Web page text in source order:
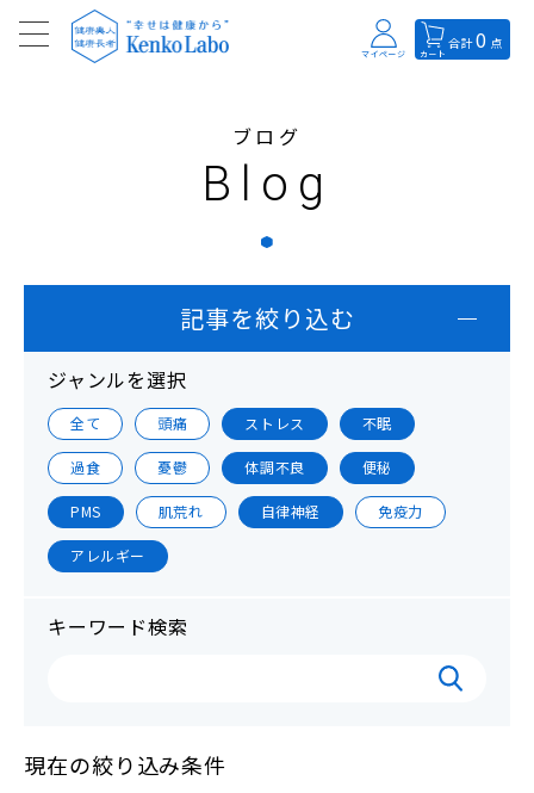
マイページ カート
合計0 点
ブログ
Blog
記事を絞り込む
ジャンルを選択
全て 頭痛 ストレス 不眠
過食 憂鬱 体調不良 便秘
PMS 肌荒れ 自律神経 免疫力
アレルギー
キーワード検索
現在の絞り込み条件